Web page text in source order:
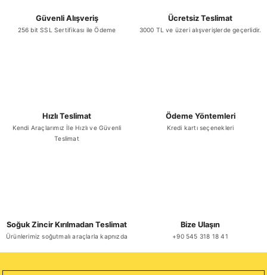
Güvenli Alışveriş
256 bit SSL Sertifikası ile Ödeme
Ücretsiz Teslimat
3000 TL ve üzeri alışverişlerde geçerlidir.
Hızlı Teslimat
Kendi Araçlarımız İle Hızlı ve Güvenli
Teslimat
Ödeme Yöntemleri
Kredi kartı seçenekleri
Soğuk Zincir Kırılmadan Teslimat
Ürünlerimiz soğutmalı araçlarla kapnızda
Bize Ulaşın
+90 545 318 18 41